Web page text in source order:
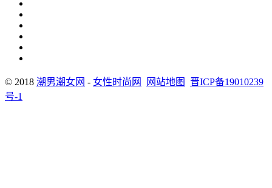
© 2018 潮男潮女网 - 女性时尚网 网站地图
晋ICP备19010239
号-1